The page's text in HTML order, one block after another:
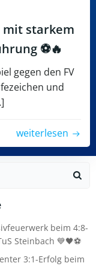
mit starkem
⚽🔥
gegen den FV
und
weiterlesen
beim 4:8-
Steinbach 💙🖤⚽
3:1-Erfolg beim